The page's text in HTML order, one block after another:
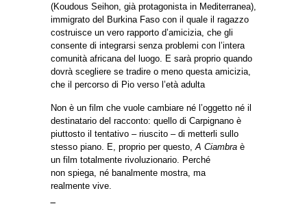
(Koudous Seihon, già protagonista in Mediterranea),
immigrato del Burkina Faso con il quale il ragazzo
costruisce un vero rapporto d’amicizia, che gli
consente di integrarsi senza problemi con l’intera
comunità africana del luogo. E sarà proprio quando
dovrà scegliere se tradire o meno questa amicizia,
che il percorso di Pio verso l’età adulta
Non è un film che vuole cambiare né l’oggetto né il
destinatario del racconto: quello di Carpignano è
piuttosto il tentativo – riuscito – di metterli sullo
stesso piano. E, proprio per questo,A Ciambra è
un film totalmente rivoluzionario. Perché
non spiega, né banalmente mostra, ma
realmente vive.